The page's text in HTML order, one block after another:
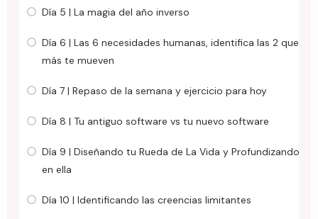
Día 5 | La magia del año inverso
Día 6 | Las 6 necesidades humanas, identifica las 2 que
más te mueven
Día 7 | Repaso de la semana y ejercicio para hoy
Día 8 | Tu antiguo software vs tu nuevo software
Día 9 | Diseñando tu Rueda de La Vida y Profundizando
en ella
Día 10 | Identificando las creencias limitantes